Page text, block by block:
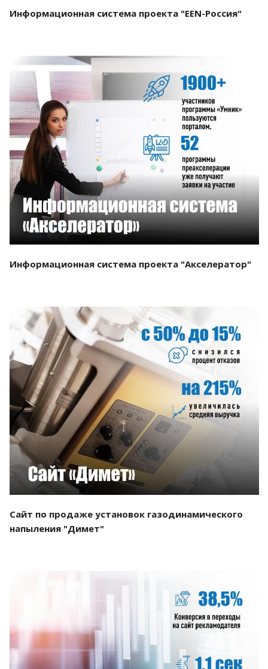
Информационная система проекта "EEN-Россия"
Смотреть проект
Информационная система проекта "Акселератор"
Смотреть проект
Сайт по продаже установок газодинамического
напыления "Димет"